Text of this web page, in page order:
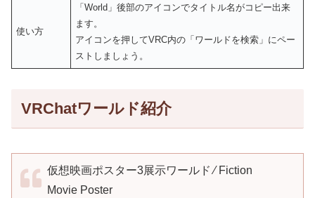
使い方
「World」後部のアイコンでタイトル名がコピー出来
ます。
アイコンを押してVRC内の「ワールドを検索」にペー
ストしましょう。
VRChatワールド紹介
仮想映画ポスター3展示ワールド ⁄ Fiction
Movie Poster